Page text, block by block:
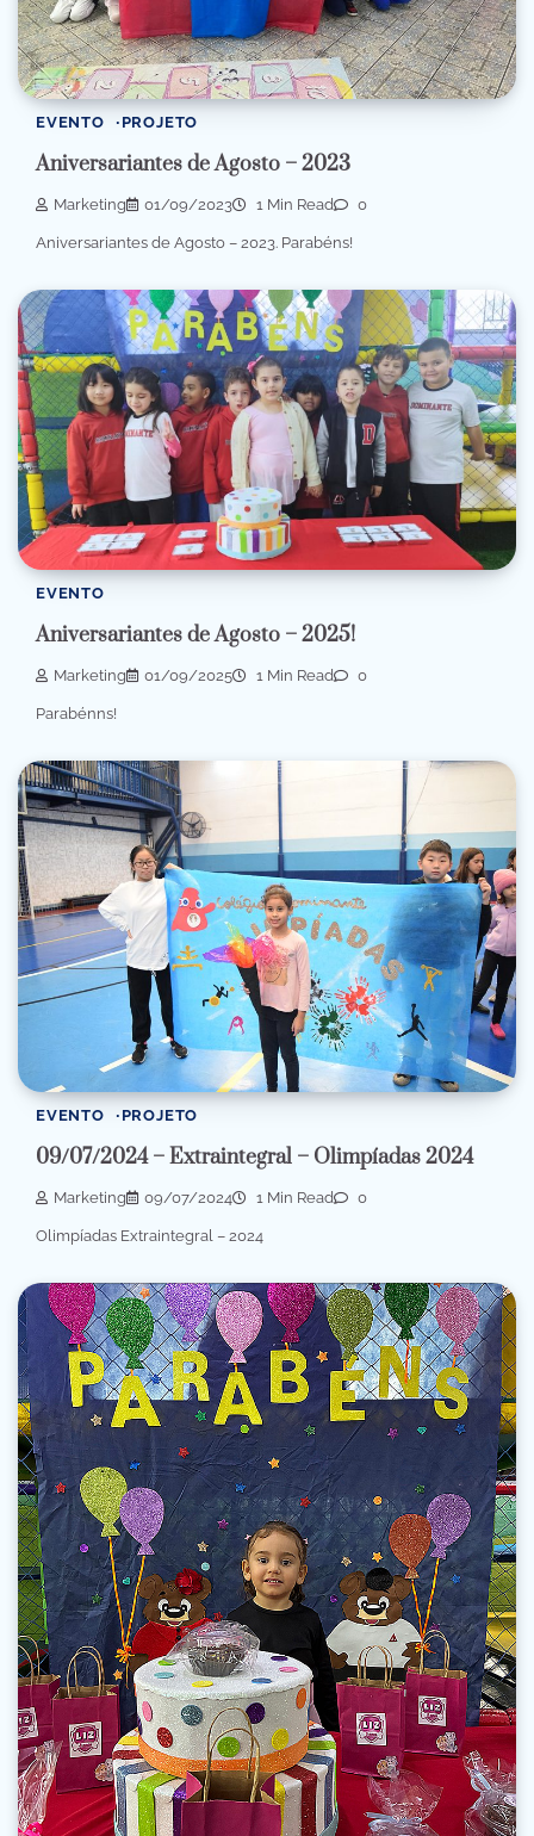
EVENTO PROJETO
Aniversariantes de Agosto – 2023
Marketing 01/09/2023 1 Min Read 0
Aniversariantes de Agosto – 2023. Parabéns!
EVENTO
Aniversariantes de Agosto – 2025!
Marketing 01/09/2025 1 Min Read 0
Parabénns!
EVENTO PROJETO
09/07/2024 – Extraintegral – Olimpíadas 2024
Marketing 09/07/2024 1 Min Read 0
Olimpíadas Extraintegral – 2024